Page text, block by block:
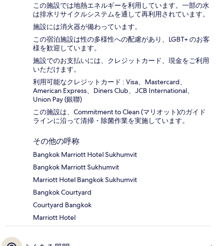
この施設では地熱エネルギーを利用しています。一部の水
は排水リサイクルシステムを通して再利用されています。
施設には消火器が備わっています。
この宿泊施設は性の多様性への配慮があり、LGBT+ のお客
様を歓迎しています。
施設でのお支払いには、クレジットカード、現金をご利用
いただけます。
利用可能なクレジットカード : Visa、Mastercard、
American Express、Diners Club、JCB International、
Union Pay (銀聯)
この施設は、Commitment to Clean (マリオット)のガイド
ラインに沿って清掃・除菌作業を実施しています。
その他の呼称
Bangkok Marriott Hotel Sukhumvit
Bangkok Marriott Sukhumvit
Marriott Hotel Bangkok Sukhumvit
Bangkok Courtyard
Courtyard Bangkok
Marriott Hotel